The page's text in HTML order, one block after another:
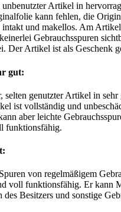
Artikel in
kann fehlen, die
intakt und makellos. Am
Gebrauchsspuren
Der Artikel ist als Geschenk
gut:
selten genutzter Artikel in sehr
ist vollständig und
aber leichte
funktionsfähig.
von regelmäßigem
voll funktionsfähig. Er kann
Besitzers und sonstige